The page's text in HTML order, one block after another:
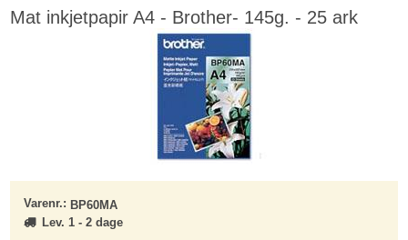
Mat inkjetpapir A4 - Brother- 145g. - 25 ark
Varenr.: BP60MA
Lev. 1 - 2 dage